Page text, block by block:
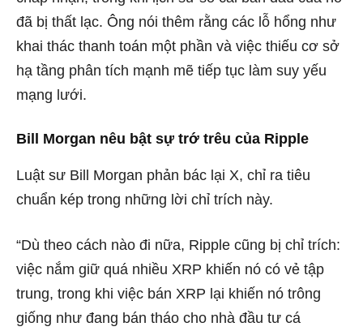
đã bị thất lạc. Ông nói thêm rằng các lỗ hổng như
khai thác thanh toán một phần và việc thiếu cơ sở
hạ tầng phân tích mạnh mẽ tiếp tục làm suy yếu
mạng lưới.
Bill Morgan nêu bật sự trớ trêu của Ripple
Luật sư Bill Morgan phản bác lại X, chỉ ra tiêu
chuẩn kép trong những lời chỉ trích này.
“Dù theo cách nào đi nữa, Ripple cũng bị chỉ trích:
việc nắm giữ quá nhiều XRP khiến nó có vẻ tập
trung, trong khi việc bán XRP lại khiến nó trông
giống như đang bán tháo cho nhà đầu tư cá